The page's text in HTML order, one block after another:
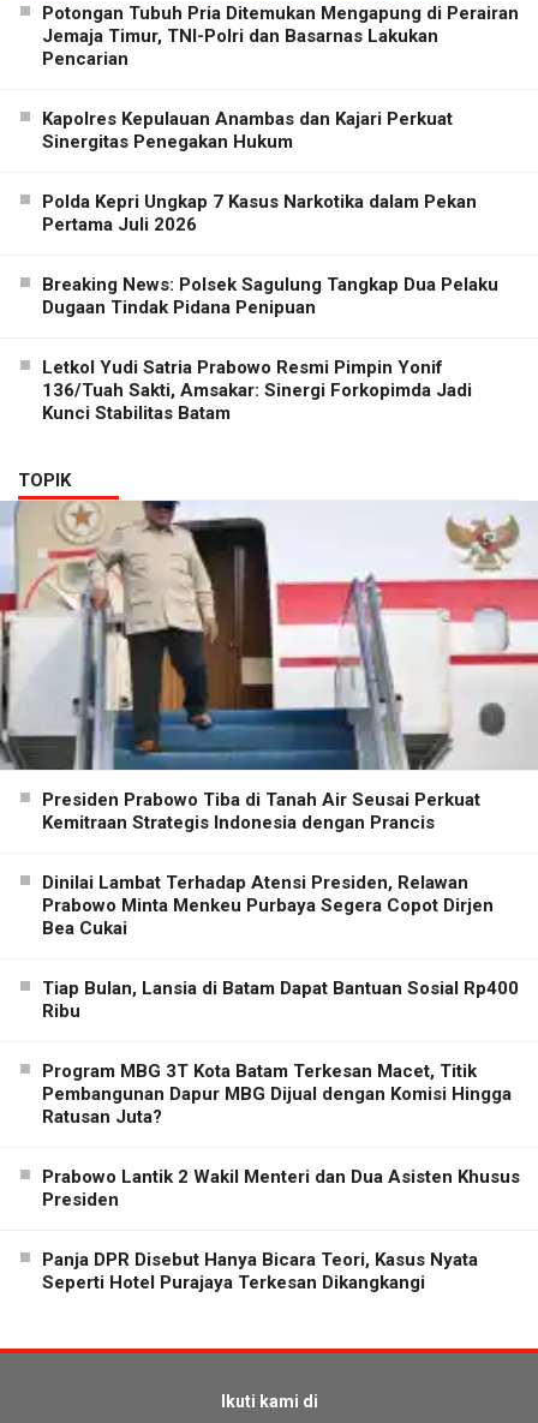
Potongan Tubuh Pria Ditemukan Mengapung di Perairan
Jemaja Timur, TNI-Polri dan Basarnas Lakukan
Pencarian
Kapolres Kepulauan Anambas dan Kajari Perkuat
Sinergitas Penegakan Hukum
Polda Kepri Ungkap 7 Kasus Narkotika dalam Pekan
Pertama Juli 2026
Breaking News: Polsek Sagulung Tangkap Dua Pelaku
Dugaan Tindak Pidana Penipuan
Letkol Yudi Satria Prabowo Resmi Pimpin Yonif
136/Tuah Sakti, Amsakar: Sinergi Forkopimda Jadi
Kunci Stabilitas Batam
TOPIK
Presiden Prabowo Tiba di Tanah Air Seusai Perkuat
Kemitraan Strategis Indonesia dengan Prancis
Dinilai Lambat Terhadap Atensi Presiden, Relawan
Prabowo Minta Menkeu Purbaya Segera Copot Dirjen
Bea Cukai
Tiap Bulan, Lansia di Batam Dapat Bantuan Sosial Rp400
Ribu
Program MBG 3T Kota Batam Terkesan Macet, Titik
Pembangunan Dapur MBG Dijual dengan Komisi Hingga
Ratusan Juta?
Prabowo Lantik 2 Wakil Menteri dan Dua Asisten Khusus
Presiden
Panja DPR Disebut Hanya Bicara Teori, Kasus Nyata
Seperti Hotel Purajaya Terkesan Dikangkangi
Ikuti kami di